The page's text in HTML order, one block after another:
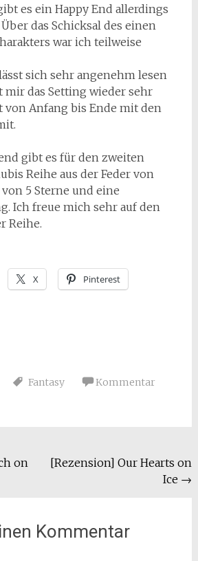
es ein Happy End allerdings
das Schicksal des einen
war ich teilweise
sich sehr angenehm lesen
mir das Setting wieder sehr
von Anfang bis Ende mit den
gibt es für den zweiten
Reihe aus der Feder von
5 Sterne und eine
Ich freue mich sehr auf den
Reihe.
X Pinterest
Fantasy
Kommentar
on
[Rezension] Our Hearts on
Ice →
Kommentar